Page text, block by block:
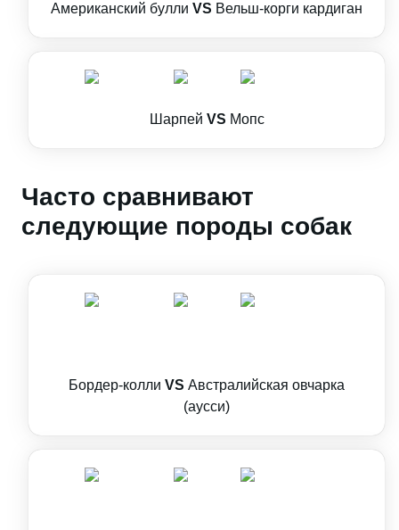
Американский булли VS Вельш-корги кардиган
Шарпей VS Мопс
Часто сравнивают
следующие породы собак
Бордер-колли VS Австралийская овчарка
(аусси)